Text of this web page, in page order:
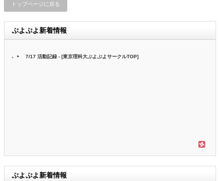
トップページに戻る
ぷよぷよ新着情報
7/17 活動記録 - [東京理科大ぷよぷよサークルTOP]
ぷよぷよ新着情報